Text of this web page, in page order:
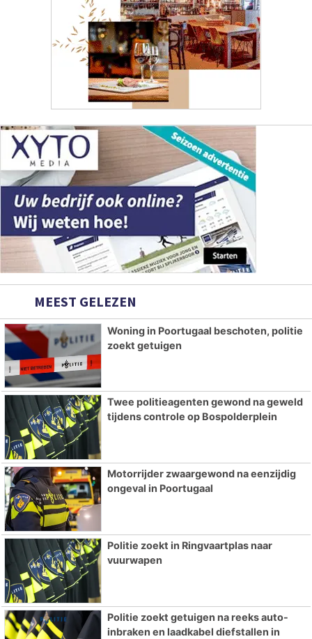
MEEST GELEZEN
Woning in Poortugaal beschoten, politie
zoekt getuigen
Twee politieagenten gewond na geweld
tijdens controle op Bospolderplein
Motorrijder zwaargewond na eenzijdig
ongeval in Poortugaal
Politie zoekt in Ringvaartplas naar
vuurwapen
Politie zoekt getuigen na reeks auto-
inbraken en laadkabel diefstallen in